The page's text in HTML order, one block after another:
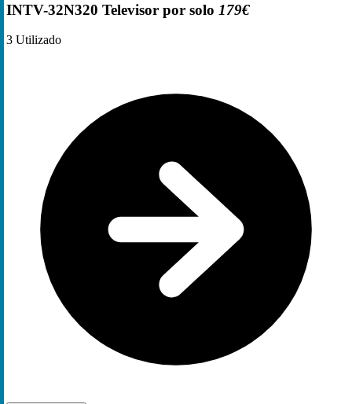
INTV-32N320 Televisor por solo 179€
3 Utilizado